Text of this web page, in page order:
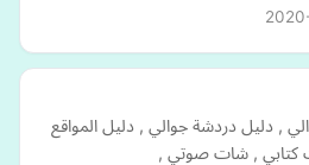
, دليل دردشة جوالي , دليل المواقع
كتابي , شات صوتي ,